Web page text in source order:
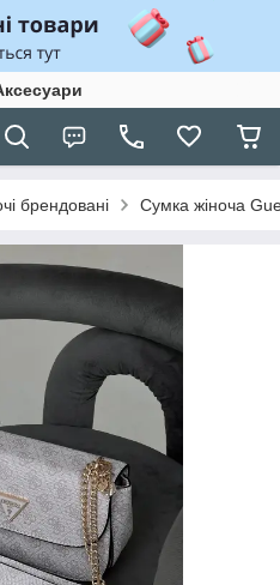
брендовані Сумка жіноча